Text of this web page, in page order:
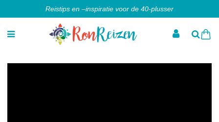
Reistips en –inspiratie voor de 40-plusser